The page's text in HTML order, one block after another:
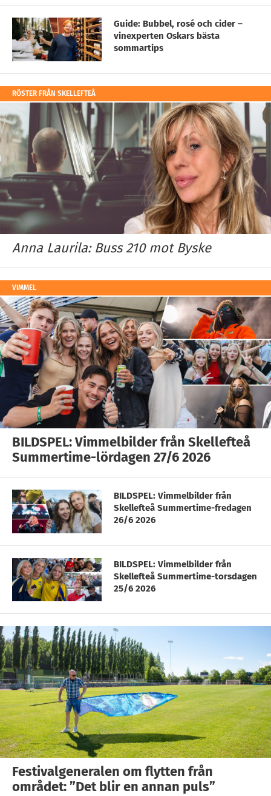
Guide: Bubbel, rosé och cider –
vinexperten Oskars bästa
sommartips
RÖSTER FRÅN SKELLEFTEÅ
Anna Laurila: Buss 210 mot Byske
VIMMEL
BILDSPEL: Vimmelbilder från Skellefteå
Summertime-lördagen 27/6 2026
BILDSPEL: Vimmelbilder från
Skellefteå Summertime-fredagen
26/6 2026
BILDSPEL: Vimmelbilder från
Skellefteå Summertime-torsdagen
25/6 2026
Festivalgeneralen om flytten från
området: ”Det blir en annan puls”